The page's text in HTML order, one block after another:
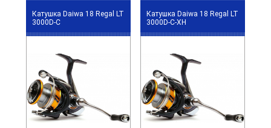
Катушка Daiwa 18 Regal LT
3000D-C
Катушка Daiwa 18 Regal LT
3000D-C-XH